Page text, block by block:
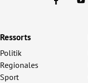
Ressorts
Politik
Regionales
Sport